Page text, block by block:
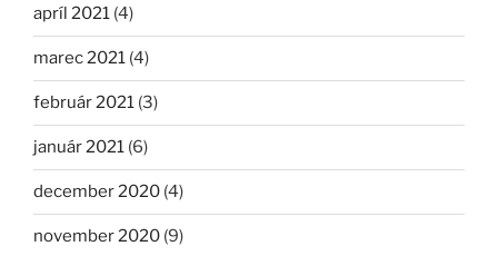
apríl 2021 (4)
marec 2021 (4)
február 2021 (3)
január 2021 (6)
december 2020 (4)
november 2020 (9)